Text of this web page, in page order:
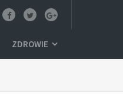
ZDROWIE